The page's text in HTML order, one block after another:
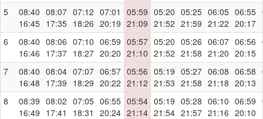
5
08:40
16:45
08:07
17:35
07:12
18:26
07:01
20:19
05:59
21:09
05:20
21:52
05:25
21:59
06:05
21:22
06:55
20:17
6
08:40
16:46
08:06
17:37
07:10
18:27
06:59
20:20
05:57
21:10
05:20
21:52
05:26
21:58
06:07
21:20
06:56
20:15
7
08:40
16:48
08:04
17:39
07:07
18:29
06:57
20:22
05:56
21:12
05:19
21:53
05:27
21:58
06:08
21:18
06:58
20:13
8
08:39
16:49
08:02
17:41
07:05
18:31
06:55
20:24
05:54
21:14
05:19
21:54
05:28
21:57
06:10
21:16
06:59
20:10